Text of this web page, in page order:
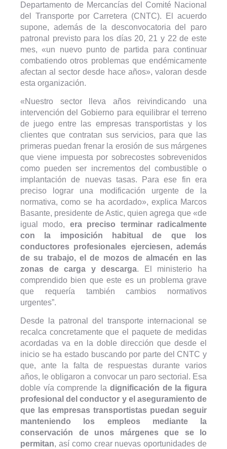
Departamento de Mercancías del Comité Nacional
del Transporte por Carretera (CNTC). El acuerdo
supone, además de la desconvocatoria del paro
patronal previsto para los días 20, 21 y 22 de este
mes, «un nuevo punto de partida para continuar
combatiendo otros problemas que endémicamente
afectan al sector desde hace años», valoran desde
esta organización.
«Nuestro sector lleva años reivindicando una
intervención del Gobierno para equilibrar el terreno
de juego entre las empresas transportistas y los
clientes que contratan sus servicios, para que las
primeras puedan frenar la erosión de sus márgenes
que viene impuesta por sobrecostes sobrevenidos
como pueden ser incrementos del combustible o
implantación de nuevas tasas. Para ese fin era
preciso lograr una modificación urgente de la
normativa, como se ha acordado», explica Marcos
Basante, presidente de Astic, quien agrega que «de
igual modo, era preciso terminar radicalmente
con la imposición habitual de que los
conductores profesionales ejerciesen, además
de su trabajo, el de mozos de almacén en las
zonas de carga y descarga. El ministerio ha
comprendido bien que este es un problema grave
que requería también cambios normativos
urgentes”.
Desde la patronal del transporte internacional se
recalca concretamente que el paquete de medidas
acordadas va en la doble dirección que desde el
inicio se ha estado buscando por parte del CNTC y
que, ante la falta de respuestas durante varios
años, le obligaron a convocar un paro sectorial. Esa
doble vía comprende la dignificación de la figura
profesional del conductor y el aseguramiento de
que las empresas transportistas puedan seguir
manteniendo los empleos mediante la
conservación de unos márgenes que se lo
permitan, así como crear nuevas oportunidades de